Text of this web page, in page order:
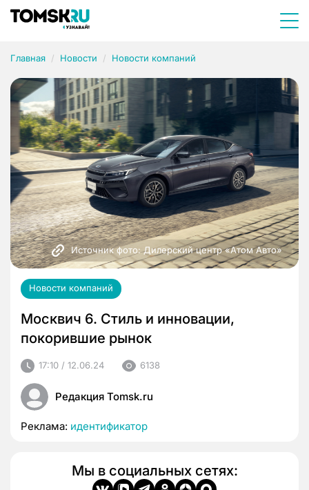
Главная Новости Новости компаний
Источник фото: Дилерский центр «Атом Авто»
Новости компаний
Москвич 6. Стиль и инновации,
покорившие рынок
17:10 / 12.06.24 6138
Редакция Tomsk.ru
Реклама: идентификатор
Мы в социальных сетях: